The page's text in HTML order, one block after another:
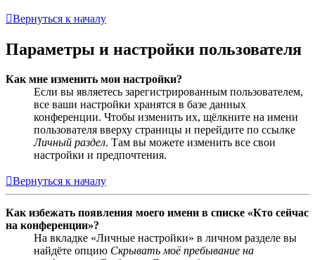
Вернуться к началу
Параметры и настройки пользователя
Как мне изменить мои настройки?
Если вы являетесь зарегистрированным пользователем,
все ваши настройки хранятся в базе данных
конференции. Чтобы изменить их, щёлкните на имени
пользователя вверху страницы и перейдите по ссылке
Личный раздел. Там вы можете изменить все свои
настройки и предпочтения.
Вернуться к началу
Как избежать появления моего имени в списке «Кто сейчас
на конференции»?
На вкладке «Личные настройки» в личном разделе вы
найдёте опцию Скрывать моё пребывание на